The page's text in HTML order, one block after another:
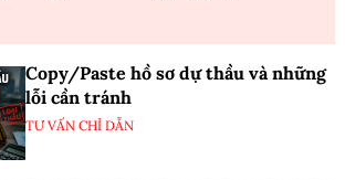
Copy/Paste hồ sơ dự thầu và những
lỗi cần tránh
TƯ VẤN CHỈ DẪN